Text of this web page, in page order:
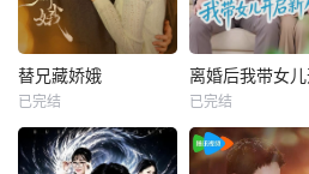
替兄藏娇娥
已完结 已完结